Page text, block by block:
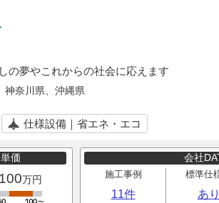
の夢やこれからの社会に応えます
神奈川県、沖縄県
仕様設備｜省エネ・エコ
価
万円
会社
施工事例
11件
標準仕
あり